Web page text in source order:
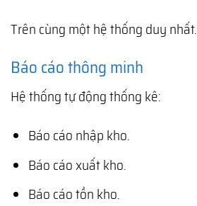
Trên cùng một hệ thống duy nhất.
Báo cáo thông minh
Hệ thống tự động thống kê:
Báo cáo nhập kho.
Báo cáo xuất kho.
Báo cáo tồn kho.